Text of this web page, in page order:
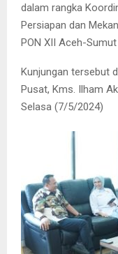
dalam rangka
Persiapan dan
PON XII Aceh-Sumut
Kunjungan tersebut
Pusat, Kms. Ilham
Selasa (7/5/2024)